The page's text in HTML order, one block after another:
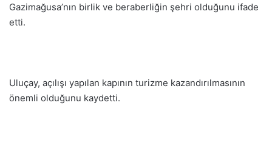
Gazimağusa’nın birlik ve beraberliğin şehri olduğunu ifade
etti.
Uluçay, açılışı yapılan kapının turizme kazandırılmasının
önemli olduğunu kaydetti.